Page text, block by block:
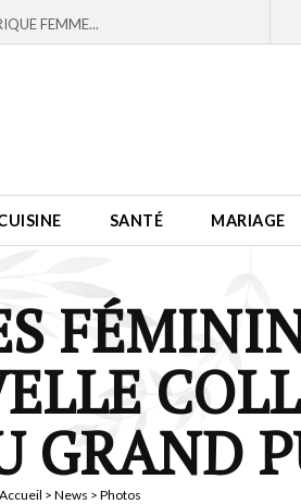
SANTÉ MARIAGE
GRAND
Accueil > News > Photos